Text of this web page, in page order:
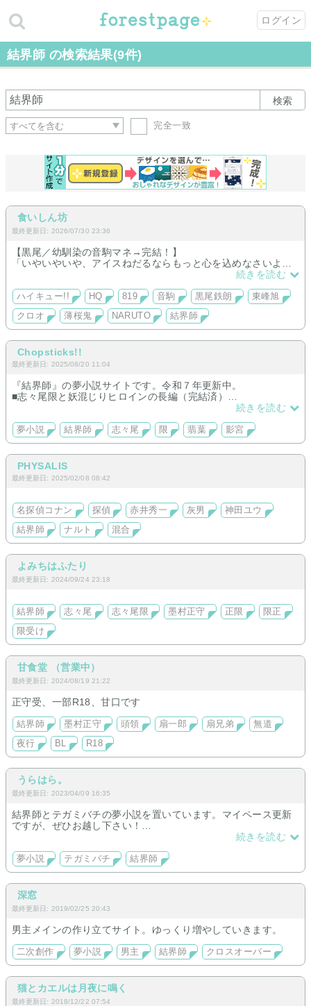
ログイン
結界師 の検索結果(9件)
検索
完全一致
食いしん坊
最終更新日: 2026/07/30 23:36
【黒尾／幼馴染の音駒マネ→完結！】
「いやいやいや、アイスねだるならもっと心を込めなさいよ。
ただ、東峰だけが知っている。
あの笑顔の裏側に、触れてはいけないトゲがあることを。
続きを読む
ハイキュー!! HQ 819 音駒 黒尾鉄朗
東峰旭
クロオ
薄桜鬼 NARUTO 結界師
Chopsticks!!
最終更新日: 2025/08/20 11:04
『結界師』の夢小説サイトです。令和７年更新中。
■志々尾限と妖混じりヒロインの長編（完結済）
黒芒楼編で志々尾が生還した世界線で、烏森学園や夜行で、
■短編のお相手は、志々尾、影宮、翡葉、火黒、巻緒 など
※本サイトは作品のサンプル置き場です。
気に入っていただけた方は、トップのリンクの別サイトから続
続きを読む
夢小説 結界師 志々尾 限 翡葉 影宮
PHYSALIS
最終更新日: 2025/02/08 08:42
名探偵コナン 探偵 赤井秀一 灰男
神田ユウ
結界師
ナルト 混合
よみちはふたり
最終更新日: 2024/09/24 23:18
結界師 志々尾 志々尾限 墨村正守 正限
限正
限受け
甘食堂 （営業中）
最終更新日: 2024/08/19 21:22
正守受、一部R18、甘口です
結界師 墨村正守 頭領 扇一郎 扇兄弟
無道
夜行
BL R18
うらはら。
最終更新日: 2023/04/09 16:35
結界師とテガミバチの夢小説を置いています。マイペース更新
ですが、ぜひお越し下さい！
結界師 志々尾、氷浦、翡葉
続きを読む
夢小説 テガミバチ 結界師
深窓
最終更新日: 2019/02/25 20:43
男主メインの作り立てサイト。ゆっくり増やしていきます。
二次創作 夢小説 男主 結界師 クロスオーバー
猫とカエルは月夜に鳴く
最終更新日: 2018/12/22 07:54